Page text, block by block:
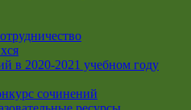
в 2020-2021 учебном году
сочинений